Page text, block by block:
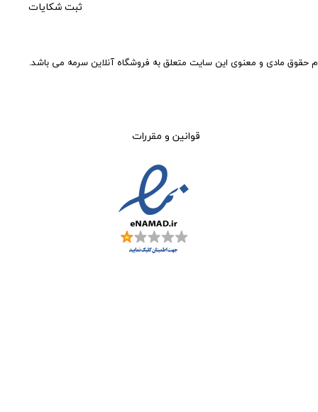
حقوق مادی و معنوی این سایت متعلق به فروشگاه آنلاین سرمه می باشد.
ثبت شکایات
قوانین و مقررات